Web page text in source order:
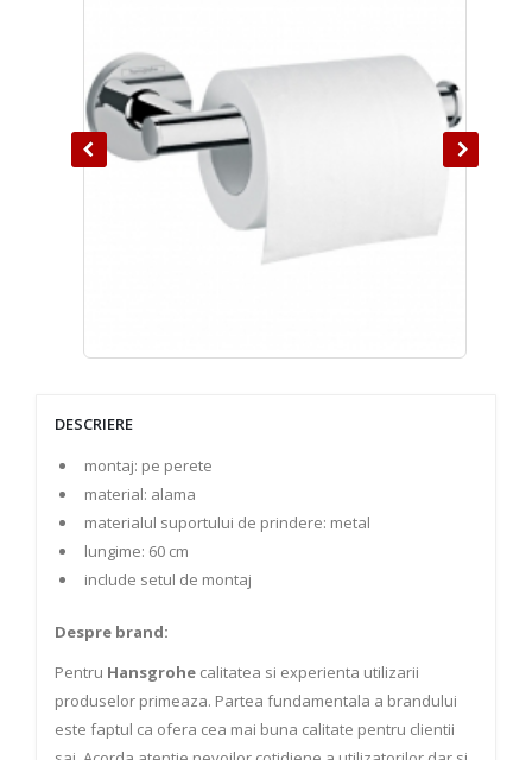
DESCRIERE
montaj: pe perete
material: alama
materialul suportului de prindere: metal
lungime: 60 cm
include setul de montaj
Despre brand:
Pentru Hansgrohe calitatea si experienta utilizarii
produselor primeaza. Partea fundamentala a brandului
este faptul ca ofera cea mai buna calitate pentru clientii